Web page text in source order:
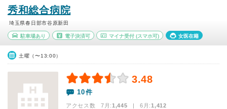
秀和総合病院
埼玉県春日部市谷原新田
駐車場あり 電子決済可 マイナ受付 (スマホ可) 女医在籍
土曜（〜13:00）
3.48
10件
アクセス数 7月:1,445 | 6月:1,412